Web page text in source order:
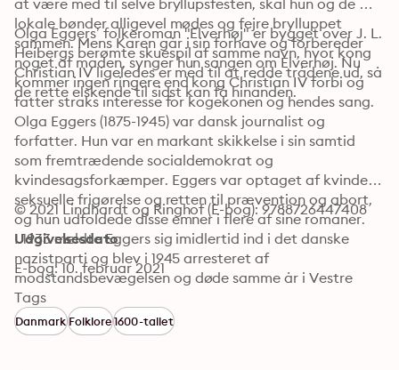
at være med til selve bryllupsfesten, skal hun og de
lokale bønder alligevel mødes og fejre brylluppet
sammen. Mens Karen går i sin forhave og forbereder
noget af maden, synger hun sangen om Elverhøj. Nu
kommer ingen ringere end kong Christian IV forbi og
fatter straks interesse for kogekonen og hendes sang.
Olga Eggers’ folkeroman "Elverhøj" er bygget over J. L.
Heibergs berømte skuespil af samme navn, hvor kong
Christian IV ligeledes er med til at redde trådene ud, så
de rette elskende til sidst kan få hinanden.
Olga Eggers (1875-1945) var dansk journalist og
forfatter. Hun var en markant skikkelse i sin samtid
som fremtrædende socialdemokrat og
kvindesagsforkæmper. Eggers var optaget af kvinders
seksuelle frigørelse og retten til prævention og abort,
og hun udfoldede disse emner i flere af sine romaner.
I 1933 meldte Eggers sig imidlertid ind i det danske
nazistparti og blev i 1945 arresteret af
modstandsbevægelsen og døde samme år i Vestre
Fængsel. Olga Eggers står tilbage som en kompleks og
sammensat skikkelse i dansk kultur- og
litteraturhistorie.
© 2021 Lindhardt og Ringhof (E-bog): 9788726447408
Udgivelsesdato
E-bog: 10. februar 2021
Tags
DanmarkFolklore1600-tallet